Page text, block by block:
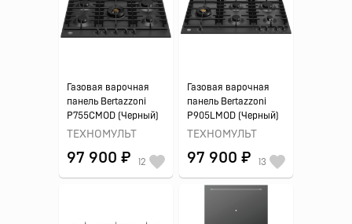
Газовая варочная
панель Bertazzoni
P755CMOD (Черный)
ТЕХНОМУЛЬТ
97 900 ₽ 12
Газовая варочная
панель Bertazzoni
P905LMOD (Черный)
ТЕХНОМУЛЬТ
97 900 ₽ 13